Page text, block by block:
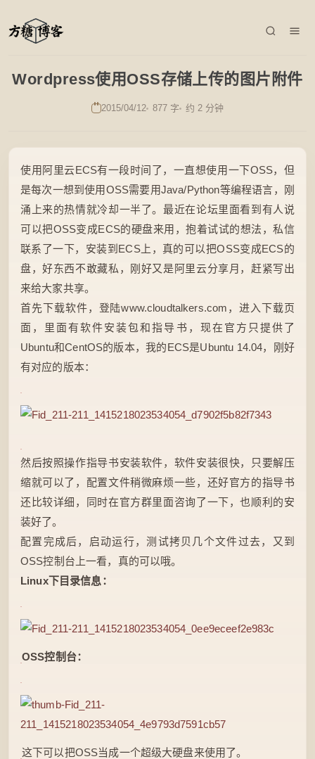
Wordpress使用OSS存储上传的图片附件
2015/04/12 877 字 约 2 分钟
使用 阿里云ECS有一段时间了，一直想使用一下OSS，但
是每次一想到使用OSS需要用Java/Python等编程语言，刚
涌上来的热情就冷却一半了。最近在论坛里面看到有人说
可以把OSS变成ECS的硬盘来用，抱着试试的想法，私信
联系了一下， 安装到ECS上，真的可以把OSS变成ECS的
盘，好东西不敢藏私，刚好又是阿里云分享月，赶紧写出
来给大家共享。
首先下载软件，登陆www.cloudtalkers.com，进入下载页
面，里面有软件安装包和指导书，现在官方只提供了
Ubuntu和CentOS的版本，我的ECS是Ubuntu 14.04，刚好
有对应的版本：
然后按照操作指导书安装软件，软件安装很快，只要解压
缩就可以了， 配置文件稍微麻烦一些，还好官方的指导书
还比较详细，同时在官方群里面咨询了一下，也顺利的安
装好了。
配置完成后，启动运行，测试拷贝几个文件过去，又到
OSS控制台上一看，真的可以哦。
Linux下目录信息 ：
OSS控制台：
这下可以把OSS当成一个超级大硬盘来使用了。